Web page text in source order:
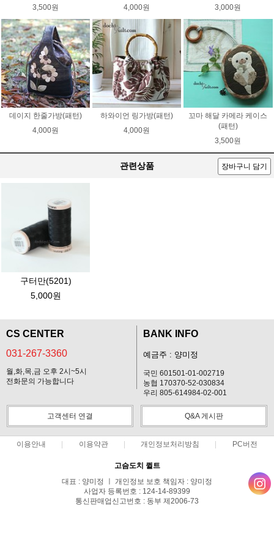
3,500원
4,000원
3,000원
데이지 한줄가방(패턴)
4,000원
하와이언 링가방(패턴)
4,000원
꼬마 해달 카메라 케이스
(패턴)
3,500원
관련상품 장바구니 담기
구터만(5201)
5,000원
CS CENTER
031-267-3360
월,화,목,금 오후 2시~5시
전화문의 가능합니다
BANK INFO
예금주 : 양미정
국민 601501-01-002719
농협 170370-52-030834
우리 805-614984-02-001
고객센터 연결 Q&A 게시판
이용안내 이용약관 개인정보처리방침 PC버전
고슴도치 퀼트
대표 : 양미정 ㅣ 개인정보 보호 책임자 : 양미정
사업자 등록번호 : 124-14-89399
통신판매업신고번호 : 동부 제2006-73